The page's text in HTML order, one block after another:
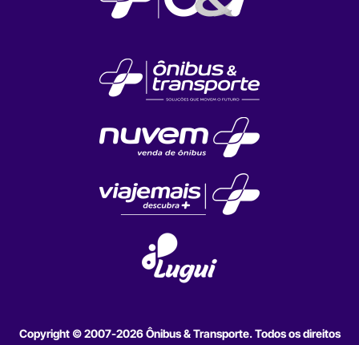
Copyright © 2007-2026 Ônibus & Transporte. Todos os direitos